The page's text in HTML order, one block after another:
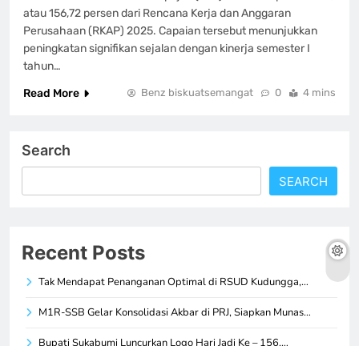
atau 156,72 persen dari Rencana Kerja dan Anggaran
Perusahaan (RKAP) 2025. Capaian tersebut menunjukkan
peningkatan signifikan sejalan dengan kinerja semester I
tahun…
Read More
Benz biskuatsemangat 0 4 mins
Search
SEARCH
Recent Posts
Tak Mendapat Penanganan Optimal di RSUD Kudungga,…
M1R-SSB Gelar Konsolidasi Akbar di PRJ, Siapkan Munas…
Bupati Sukabumi Luncurkan Logo Hari Jadi Ke – 156,…